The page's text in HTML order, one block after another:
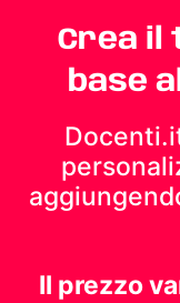
Crea il
base
Il prezzo